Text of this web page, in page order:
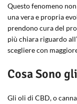
Questo fenomeno
una vera e propria
prendono cura del
più chiara riguardo
scegliere con
Cosa Sono
Gli oli di CBD, o